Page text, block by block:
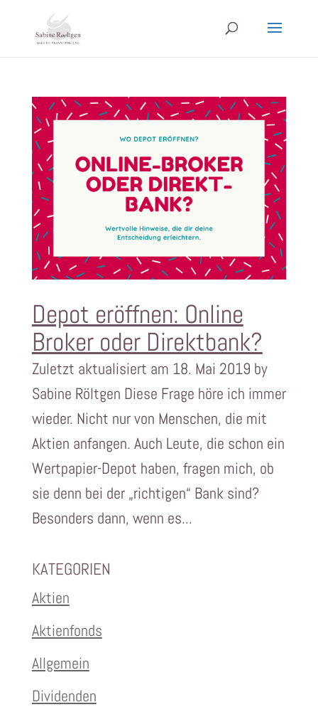
Depot eröffnen: Online
Broker oder Direktbank?
Zuletzt aktualisiert am 18. Mai 2019 by
Sabine Röltgen Diese Frage höre ich immer
wieder. Nicht nur von Menschen, die mit
Aktien anfangen. Auch Leute, die schon ein
Wertpapier-Depot haben, fragen mich, ob
sie denn bei der „richtigen“ Bank sind?
Besonders dann, wenn es...
KATEGORIEN
Aktien
Aktienfonds
Allgemein
Dividenden